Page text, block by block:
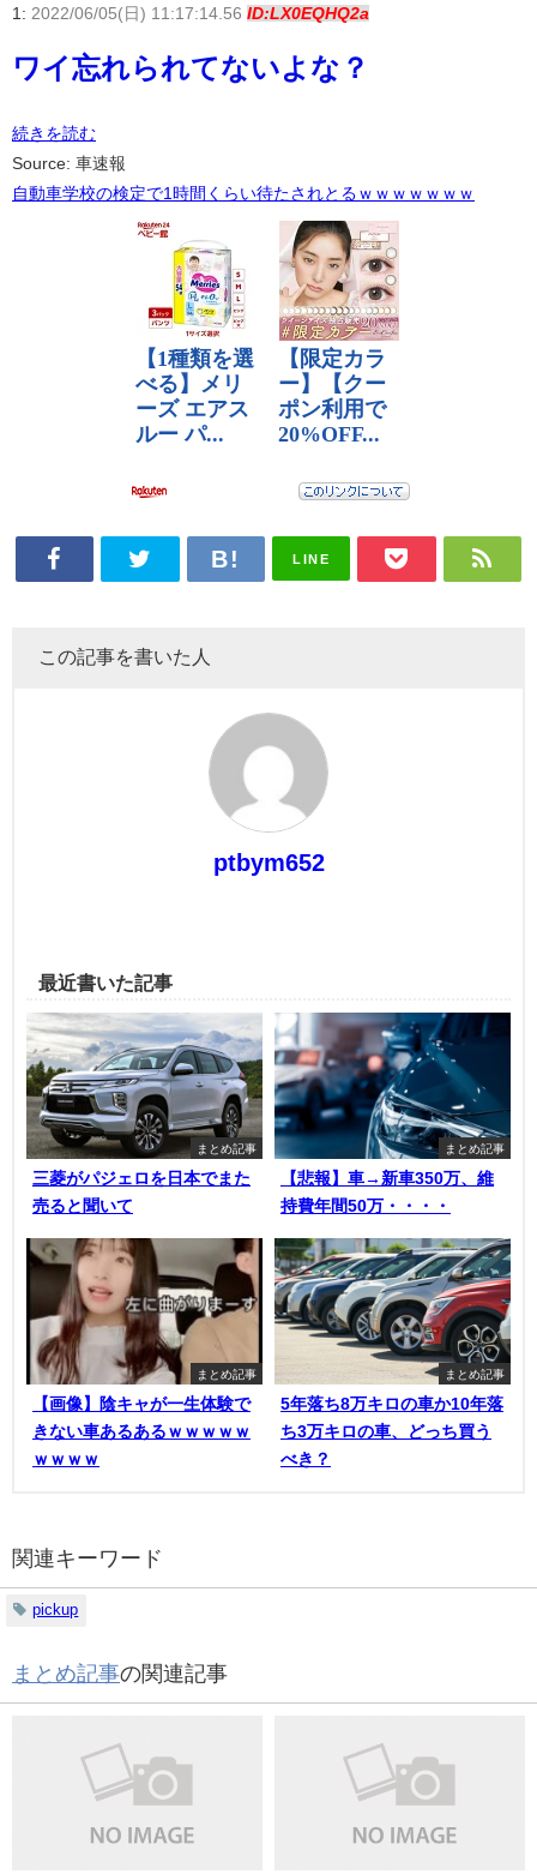
1: 2022/06/05(日) 11:17:14.56 ID:LX0EQHQ2a
ワイ忘れられてないよな？
続きを読む
Source: 車速報
自動車学校の検定で1時間くらい待たされとるｗｗｗｗｗｗｗ
LINE
この記事を書いた人
ptbym652
最近書いた記事
まとめ記事
三菱がパジェロを日本でまた
売ると聞いて
まとめ記事
【悲報】車→新車350万、維
持費年間50万・・・・
まとめ記事
【画像】陰キャが一生体験で
きない車あるあるｗｗｗｗｗ
ｗｗｗｗ
まとめ記事
5年落ち8万キロの車か10年落
ち3万キロの車、どっち買う
べき？
関連キーワード
pickup
まとめ記事の関連記事